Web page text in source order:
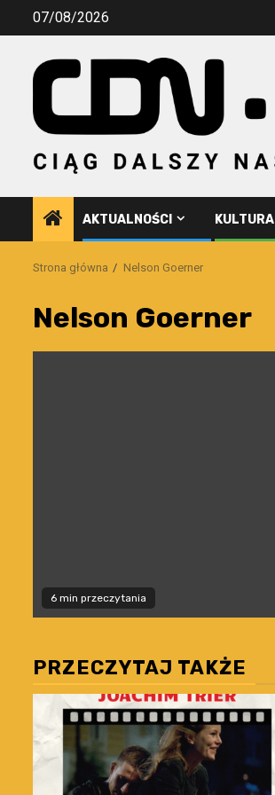
Przejdź07/08/2026
AKTUALNOŚCI KULTURA
Strona główna Nelson Goerner
Nelson Goerner
6 min przeczytania
PRZECZYTAJ TAKŻE